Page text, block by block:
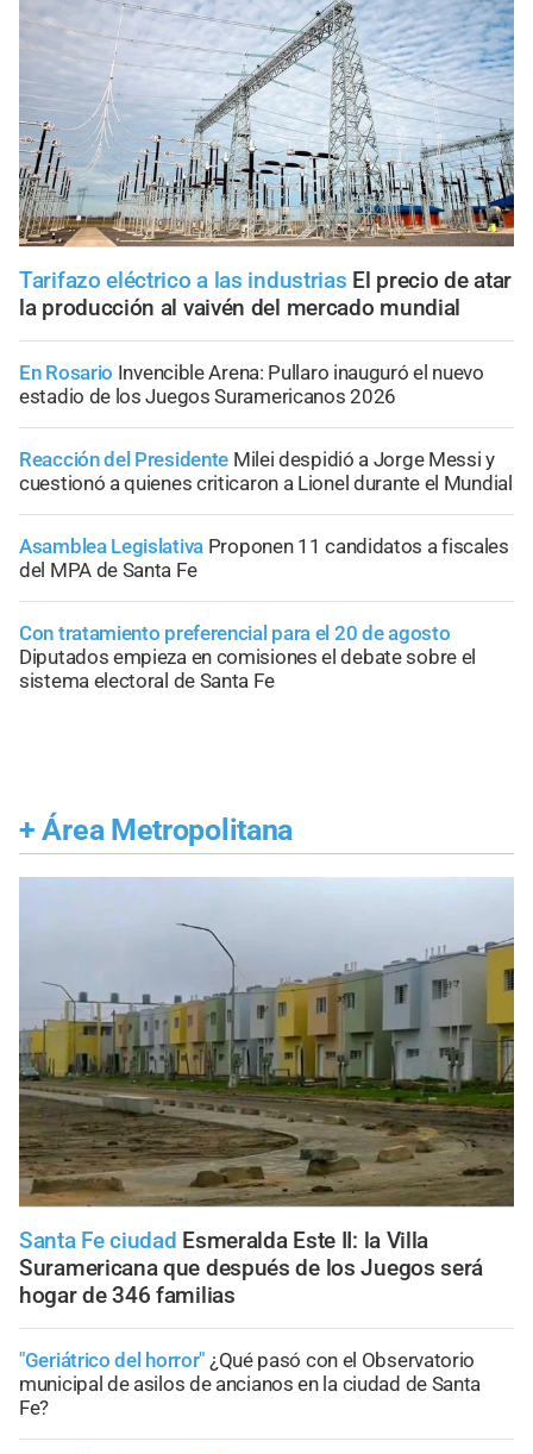
Tarifazo eléctrico a las industrias El precio de atar
la producción al vaivén del mercado mundial
En Rosario Invencible Arena: Pullaro inauguró el nuevo
estadio de los Juegos Suramericanos 2026
Reacción del Presidente Milei despidió a Jorge Messi y
cuestionó a quienes criticaron a Lionel durante el Mundial
Asamblea Legislativa Proponen 11 candidatos a fiscales
del MPA de Santa Fe
Con tratamiento preferencial para el 20 de agosto
Diputados empieza en comisiones el debate sobre el
sistema electoral de Santa Fe
+ Área Metropolitana
Santa Fe ciudad Esmeralda Este II: la Villa
Suramericana que después de los Juegos será
hogar de 346 familias
"Geriátrico del horror" ¿Qué pasó con el Observatorio
municipal de asilos de ancianos en la ciudad de Santa
Fe?